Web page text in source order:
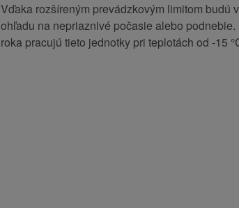
Vďaka rozšíreným prevádzkovým limitom budú
ohľadu na nepriaznivé počasie alebo
roka pracujú tieto jednotky pri teplotách od -15